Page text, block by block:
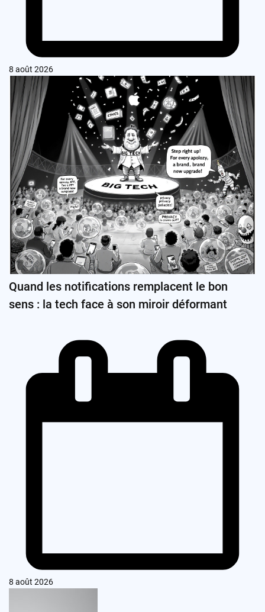
8 août 2026
Quand les notifications remplacent le bon
sens : la tech face à son miroir déformant
8 août 2026